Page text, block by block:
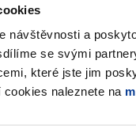
návštěvnosti a
se svými
které jste jim
naleznete na